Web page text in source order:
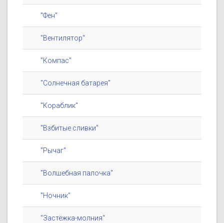
"Фен"
"Вентилятор"
"Компас"
"Солнечная батарея"
"Кораблик"
"Взбитые сливки"
"Рычаг"
"Волшебная палочка"
"Ночник"
"Застёжка-молния"